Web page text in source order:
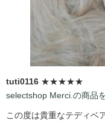
tuti0116 ★★★★★
selectshop Merci.の商品
この度は貴重なテディベ